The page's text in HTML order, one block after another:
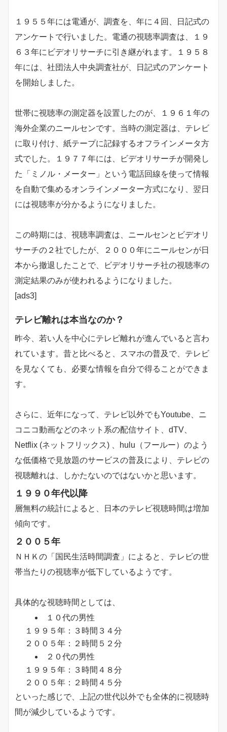
１９５５年には電通が、調査を、年に４回、日記式の
アンケートで行いました。電通の視聴率調査は、１９
６３年にビデオリサーチに引き継がれます。１９５８
年には、社団法人中央調査社が、日記式のアンケート
を開始しました。
世帯に視聴率の測定器を設置したのが、１９６１年の
海外企業のニールセンです。当時の測定器は、テレビ
に取り付け、紙テープに記録するオフラインメータ方
式でした。１９７７年には、ビデオリサーチが開発し
た「ミノル・メーター」という電話回線を使って情報
を自動で集めるオンラインメーター方式になり、翌日
には視聴率が分かるようになりました。
この時期には、視聴率調査は、ニールセンとビデオリ
サーチの２社でしたが、２０００年にニールセンが日
本から撤退したことで、ビデオリサーチ社の視聴率の
測定結果のみが使われるようになりました。
[ads3]
テレビ離れは本当なのか？
昨今、若い人を中心にテレビ離れが進んでいると言わ
れています。昔と比べると、スマホの普及で、テレビ
を見なくても、必要な情報を自分で得ることができま
す。
さらに、近年になって、テレビ以外でもYoutube、ニ
コニコ動画などのネット系の配信サイト、dTV、
Netflix (ネットフリックス) 、hulu（フールー）のよう
な低価格で見放題のサービスの普及により、テレビの
視聴離れは、しかたないのではないかと思います。
１９９０年代以降
層無料の統計によると、日本のテレビ視聴時間は増加
傾向です。
２００５年
ＮＨＫの「国民生活時間調査」によると、テレビの世
帯当たりの視聴率が低下しているようです。
具体的な視聴時間としては、
１０代の男性
１９９５年：３時間３４分
２００５年：２時間５２分
２０代の男性
１９９５年：３時間４８分
２００５年：２時間４５分
といった感じで、上記の世代以外でも全体的に視聴時
間が減少しているようです。